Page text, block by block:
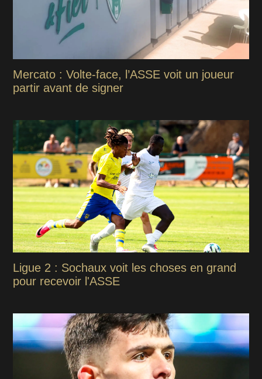
Mercato : Volte-face, l’ASSE voit un joueur
partir avant de signer
Ligue 2 : Sochaux voit les choses en grand
pour recevoir l'ASSE